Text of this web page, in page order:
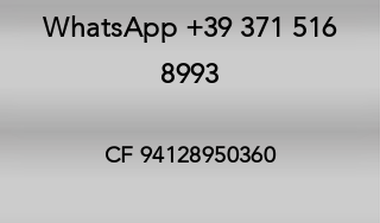
WhatsApp +39 371 516
8993
CF 94128950360